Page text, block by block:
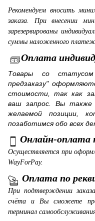
Рекомендуем вносить
заказа. При внесении
зарезервированы
суммы наложенного
Оплата
Товары со
предзаказу"
стоимости, так как
ваш запрос. Вы также
желаемой позиции,
позаботимся обо всех
Онлайн-оплата
Осуществляется при
WayForPay.
Оплата по
При подтверждении
счёта и Вы сможете
терминал